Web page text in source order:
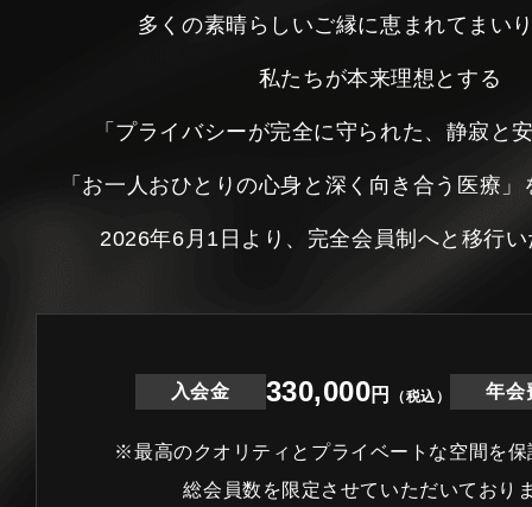
多くの素晴らしいご縁に恵まれてまい
私たちが本来理想とする
「プライバシーが完全に守られた、静寂と
「お一人おひとりの心身と深く向き合う医療
2026年6月1日より、完全会員制へと移行
入会金 330,000円 （税込） 年会
※最高のクオリティとプライベートな空間を保
総会員数を限定させていただいており